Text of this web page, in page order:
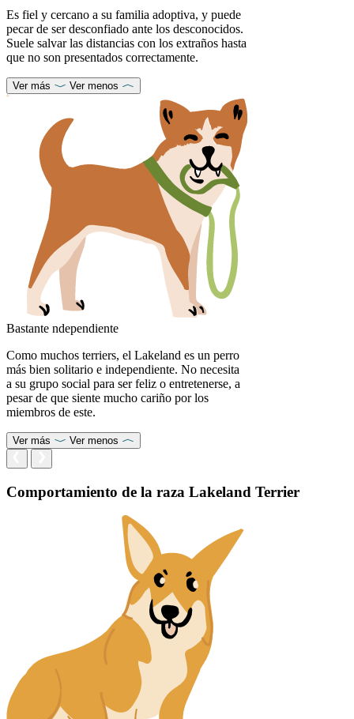
Es fiel y cercano a su familia adoptiva, y puede
pecar de ser desconfiado ante los desconocidos.
Suele salvar las distancias con los extraños hasta
que no son presentados correctamente.
Ver más Ver menos
Bastante ndependiente
Como muchos terriers, el Lakeland es un perro
más bien solitario e independiente. No necesita
a su grupo social para ser feliz o entretenerse, a
pesar de que siente mucho cariño por los
miembros de este.
Ver más Ver menos
Comportamiento de la raza Lakeland Terrier